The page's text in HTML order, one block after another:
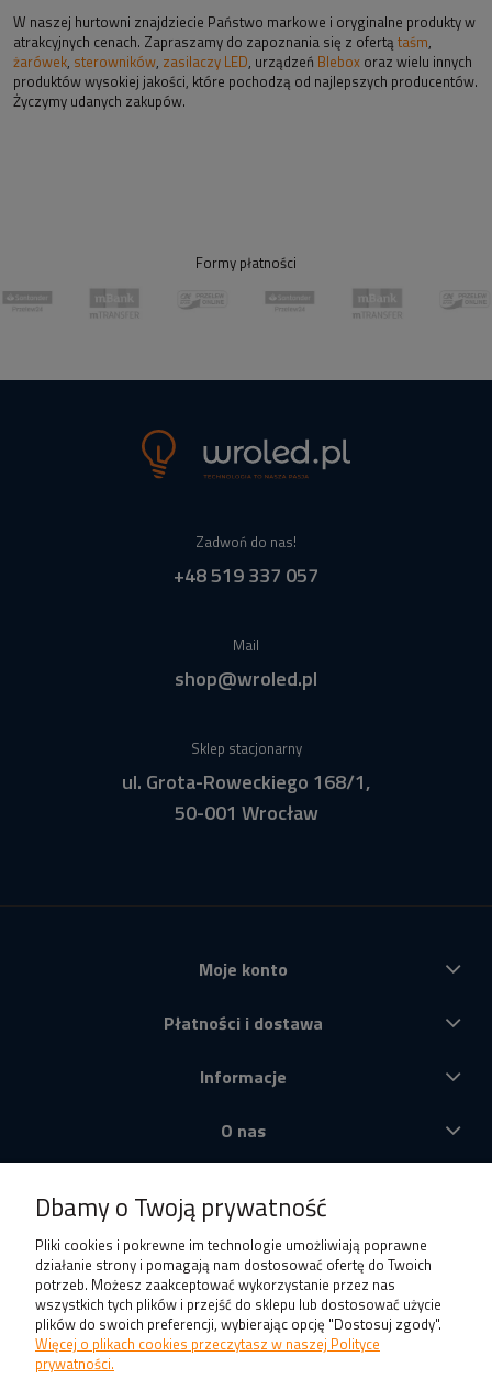
W naszej hurtowni znajdziecie Państwo markowe i oryginalne produkty w
atrakcyjnych cenach. Zapraszamy do zapoznania się z ofertą taśm,
żarówek, sterowników, zasilaczy LED, urządzeń Blebox oraz wielu innych
produktów wysokiej jakości, które pochodzą od najlepszych producentów.
Życzymy udanych zakupów.
Formy płatności
Zadwoń do nas!
+48 519 337 057
Mail
shop@wroled.pl
Sklep stacjonarny
ul. Grota-Roweckiego 168/1,
50-001 Wrocław
Moje konto
Płatności i dostawa
Informacje
O nas
Dbamy o Twoją prywatność
Pliki cookies i pokrewne im technologie umożliwiają poprawne
działanie strony i pomagają nam dostosować ofertę do Twoich
potrzeb. Możesz zaakceptować wykorzystanie przez nas
wszystkich tych plików i przejść do sklepu lub dostosować użycie
plików do swoich preferencji, wybierając opcję "Dostosuj zgody".
Więcej o plikach cookies przeczytasz w naszej Polityce
prywatności.